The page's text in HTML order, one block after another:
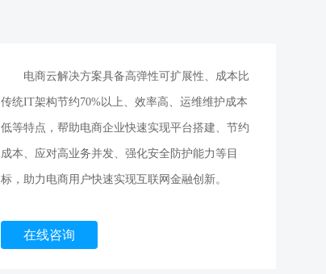
电商云解决方案具备高弹性可扩展性、成本比
传统IT架构节约70%以上、效率高、运维维护成本
低等特点，帮助电商企业快速实现平台搭建、节约
成本、应对高业务并发、强化安全防护能力等目
标，助力电商用户快速实现互联网金融创新。
在线咨询